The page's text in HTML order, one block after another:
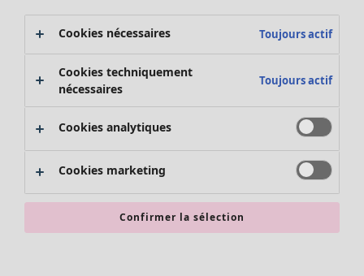
Promos SOLDES
Les promos de Gudrun Sjödén
Nouvel arrivage
Bonnes affaires en soldes - jusqu'à -70
Cookies nécessaires Toujours actif
Cookies techniquement
nécessaires
Toujours actif
Cookies analytiques
Cookies marketing
Confirmer la sélection